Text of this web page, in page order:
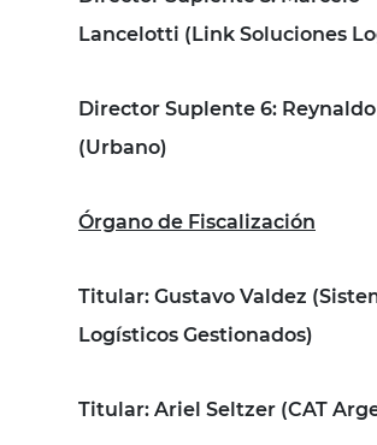
Lancelotti (Link Soluciones
Director Suplente 6:
(Urbano)
Órgano de Fiscalización
Titular: Gustavo Valdez
Logísticos Gestionados)
Titular: Ariel Seltzer (CAT